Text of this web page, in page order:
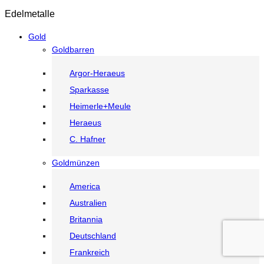
Edelmetalle
Gold
Goldbarren
Argor-Heraeus
Sparkasse
Heimerle+Meule
Heraeus
C. Hafner
Goldmünzen
America
Australien
Britannia
Deutschland
Frankreich